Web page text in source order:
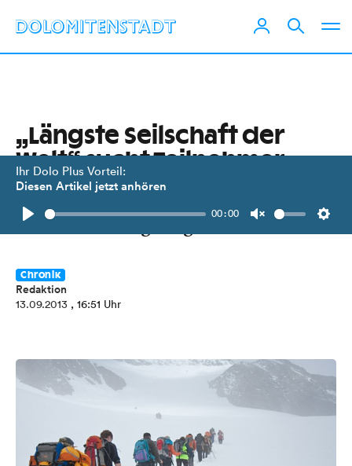
Ihr Dolo Plus Vorteil:
Diesen Artikel jetzt anhören
Play
00:00
Unmute
„Längste Seilschaft der
Welt“ sucht Teilnehmer
Alles anseilen! Noch ist nicht sicher,
ob der Rekord gelingt!
Chronik
Redaktion
13.09.2013 , 16:51 Uhr